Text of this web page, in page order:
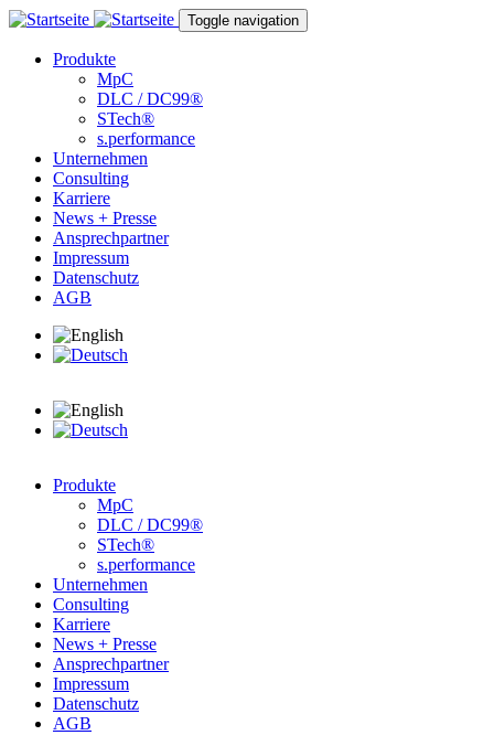
Direkt zum Inhalt Toggle navigation
Produkte
MpC
DLC / DC99®
STech®
s.performance
Unternehmen
Consulting
Karriere
News + Presse
Ansprechpartner
Impressum
Datenschutz
AGB
Produkte
MpC
DLC / DC99®
STech®
s.performance
Unternehmen
Consulting
Karriere
News + Presse
Ansprechpartner
Impressum
Datenschutz
AGB